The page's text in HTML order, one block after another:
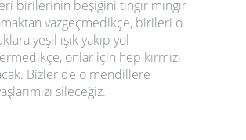
birilerinin beşiğini tıngır mıngır
vazgeçmedikçe, birileri o
yeşil ışık yakıp yol
onlar için hep kırmızı
Bizler de o mendillere
sileceğiz.